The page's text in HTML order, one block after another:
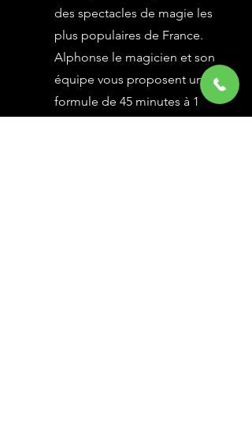
des spectacles de magie les
plus populaires de France.
Alphonse le magicien et son
équipe vous proposent une
formule de 45 minutes à 1